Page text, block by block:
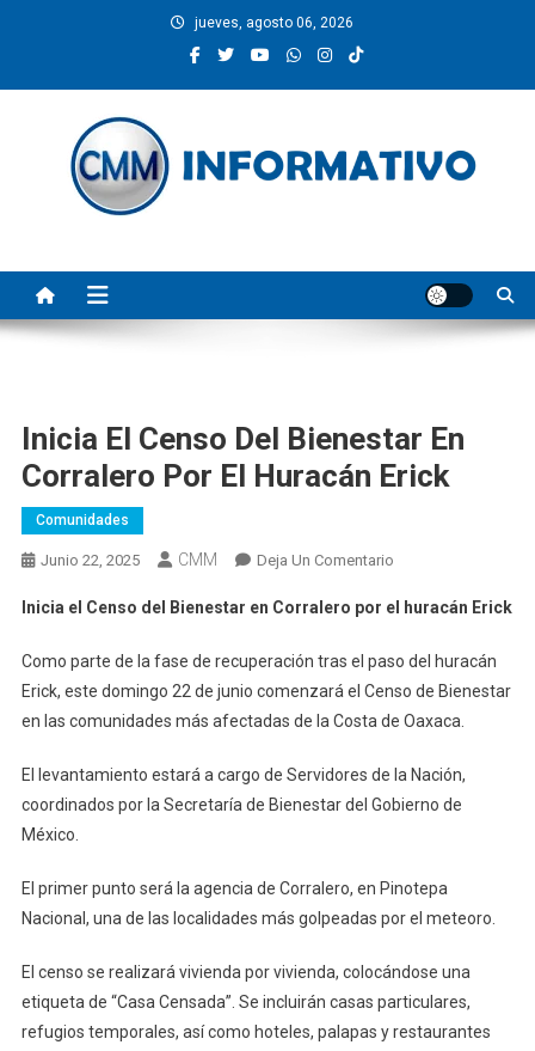
jueves, agosto 06, 2026
Inicia El Censo Del Bienestar En
Corralero Por El Huracán Erick
Comunidades
Junio 22, 2025 CMM Deja Un ComentarioEn
El
Del
Bienestar
En
Por
El
Inicia el Censo del Bienestar en Corralero por el huracán Erick
Como parte de la fase de recuperación tras el paso del huracán
Erick, este domingo 22 de junio comenzará el Censo de Bienestar
en las comunidades más afectadas de la Costa de Oaxaca.
El levantamiento estará a cargo de Servidores de la Nación,
coordinados por la Secretaría de Bienestar del Gobierno de
México.
El primer punto será la agencia de Corralero, en Pinotepa
Nacional, una de las localidades más golpeadas por el meteoro.
El censo se realizará vivienda por vivienda, colocándose una
etiqueta de “Casa Censada”. Se incluirán casas particulares,
refugios temporales, así como hoteles, palapas y restaurantes